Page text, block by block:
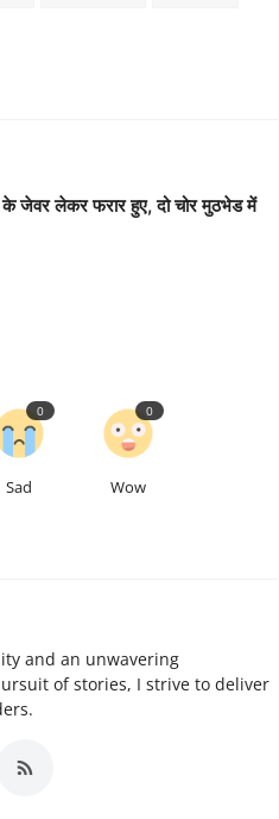
के जेवर लेकर फरार हुए, दो चोर मुठभेड में
Sad
0
Wow
0
and an unwavering
of stories, I strive to deliver